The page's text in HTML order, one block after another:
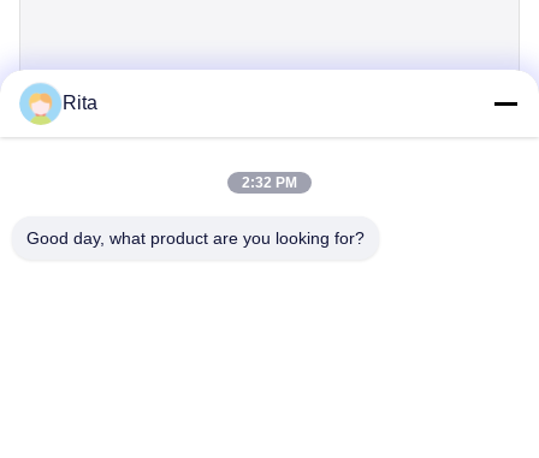
Rita
2:32 PM
Good day, what product are you looking for?